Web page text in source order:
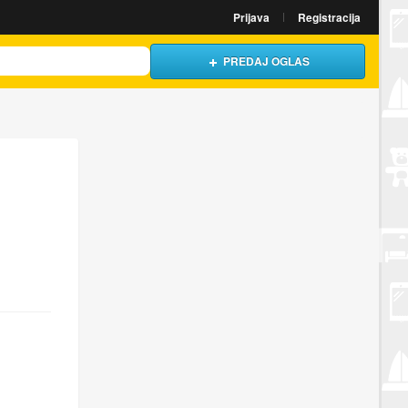
Prijava Registracija
PREDAJ OGLAS